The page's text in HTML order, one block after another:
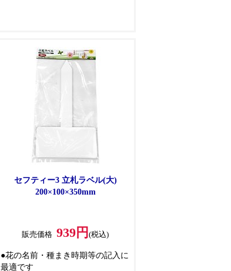
セフティー3 立札ラベル(大)
200×100×350mm
販売価格 939円 (税込)
●花の名前・種まき時期等の記入に
最適です